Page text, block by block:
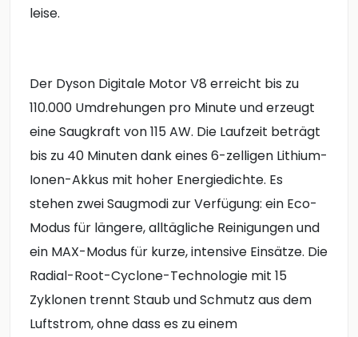
leise.
Der Dyson Digitale Motor V8 erreicht bis zu
110.000 Umdrehungen pro Minute und erzeugt
eine Saugkraft von 115 AW. Die Laufzeit beträgt
bis zu 40 Minuten dank eines 6-zelligen Lithium-
Ionen-Akkus mit hoher Energiedichte. Es
stehen zwei Saugmodi zur Verfügung: ein Eco-
Modus für längere, alltägliche Reinigungen und
ein MAX-Modus für kurze, intensive Einsätze. Die
Radial-Root-Cyclone-Technologie mit 15
Zyklonen trennt Staub und Schmutz aus dem
Luftstrom, ohne dass es zu einem